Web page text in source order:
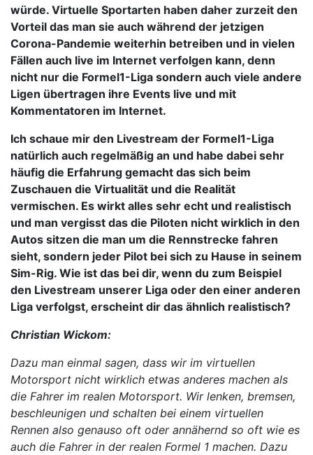
würde. Virtuelle Sportarten haben daher zurzeit den
Vorteil das man sie auch während der jetzigen
Corona-Pandemie weiterhin betreiben und in vielen
Fällen auch live im Internet verfolgen kann, denn
nicht nur die Formel1-Liga sondern auch viele andere
Ligen übertragen ihre Events live und mit
Kommentatoren im Internet.
Ich schaue mir den Livestream der Formel1-Liga
natürlich auch regelmäßig an und habe dabei sehr
häufig die Erfahrung gemacht das sich beim
Zuschauen die Virtualität und die Realität
vermischen. Es wirkt alles sehr echt und realistisch
und man vergisst das die Piloten nicht wirklich in den
Autos sitzen die man um die Rennstrecke fahren
sieht, sondern jeder Pilot bei sich zu Hause in seinem
Sim-Rig. Wie ist das bei dir, wenn du zum Beispiel
den Livestream unserer Liga oder den einer anderen
Liga verfolgst, erscheint dir das ähnlich realistisch?
Christian Wickom:
Dazu man einmal sagen, dass wir im virtuellen
Motorsport nicht wirklich etwas anderes machen als
die Fahrer im realen Motorsport. Wir lenken, bremsen,
beschleunigen und schalten bei einem virtuellen
Rennen also genauso oft oder annähernd so oft wie es
auch die Fahrer in der realen Formel 1 machen. Dazu